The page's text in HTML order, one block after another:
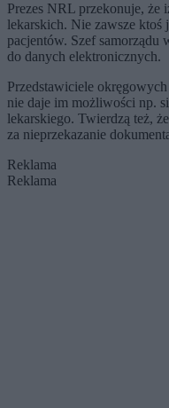
Prezes NRL przekonuje, że
lekarskich. Nie zawsze ktoś
pacjentów. Szef samorządu
do danych elektronicznych.
Przedstawiciele
nie daje im możliwości np.
lekarskiego. Twierdzą też,
za nieprzekazanie
Reklama
Reklama